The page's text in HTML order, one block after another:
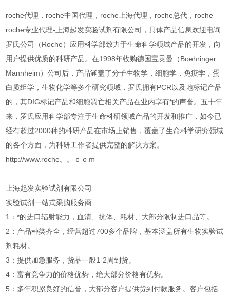
roche代理，roche中国代理，roche上海代理，roche总代，roche
roche专业代理-上海起发实验试剂有限公司，具体产品信息欢迎电询
罗氏公司（Roche）应用科学部致力于生命科学领域产品的开发，向
用户提供优质的科研产品。在1998年收购德国宝灵曼（Boehringer
Mannheim）公司后，产品涵盖了分子生物学，细胞学，免疫学，蛋
白质组学，生物化学等多个研究领域，罗氏拥有PCR以及地标记产品
的，其DIG标记产品和细胞凋亡相关产品在业内享有*的声誉。五十年
来，罗氏应用科学部专注于生命科研领域产品的开发和推广，如今已
经有超过2000种的科研产品在市场上销售，覆盖了生命科学研究领域
的各个方面，为科研工作者提供完整的解决方案。
http://www.roche。。ｃｏｍ
上海起发实验试剂有限公司
实验试剂一站式采购服务商
1：*的进口辐射能力，血清、抗体、耗材、大部分限制进口品等。
2：产品种类齐全，经营超过700多个品牌，基本涵盖所有生物实验试
剂耗材。
3：提供加急服务，货品一般1-2周到货。
4：富有竞争力的价格优势，绝大部分价格有优势。
5：多年积累良好的信誉，大部分客户提供货到付款服务。客户包括